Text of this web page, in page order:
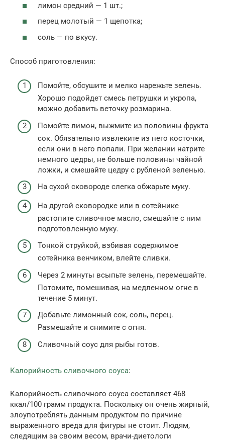
лимон средний — 1 шт.;
перец молотый — 1 щепотка;
соль — по вкусу.
Способ приготовления:
Помойте, обсушите и мелко нарежьте зелень.
Хорошо подойдет смесь петрушки и укропа,
можно добавить веточку розмарина.
Помойте лимон, выжмите из половины фрукта
сок. Обязательно извлеките из него косточки,
если они в него попали. При желании натрите
немного цедры, не больше половины чайной
ложки, и смешайте цедру с рубленой зеленью.
На сухой сковороде слегка обжарьте муку.
На другой сковородке или в сотейнике
растопите сливочное масло, смешайте с ним
подготовленную муку.
Тонкой струйкой, взбивая содержимое
сотейника венчиком, влейте сливки.
Через 2 минуты всыпьте зелень, перемешайте.
Потомите, помешивая, на медленном огне в
течение 5 минут.
Добавьте лимонный сок, соль, перец.
Размешайте и снимите с огня.
Сливочный соус для рыбы готов.
Калорийность сливочного соуса:
Калорийность сливочного соуса составляет 468
ккал/100 грамм продукта. Поскольку он очень жирный,
злоупотреблять данным продуктом по причине
выраженного вреда для фигуры не стоит. Людям,
следящим за своим весом, врачи-диетологи